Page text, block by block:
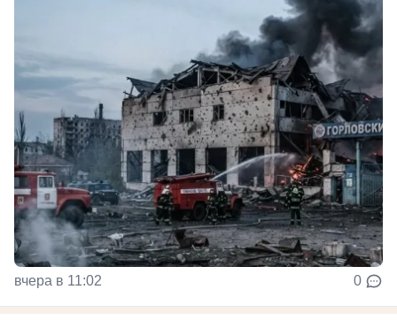
вчера в 11:02 0